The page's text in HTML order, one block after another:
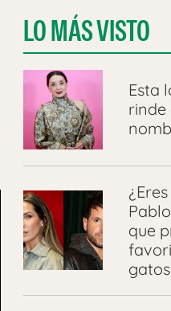
LO MÁS VISTO
Esta
rinde
que
gatos